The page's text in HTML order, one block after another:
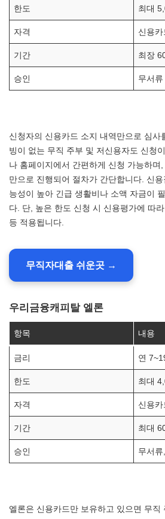
한도 최대
자격 신용
기간 최장
승인 무서
신청자의 신용카드 소지 내역만으로 심사
빙이 없는 무직 주부 및 저신용자도 신청
나 홈페이지에서 간편하게 신청 가능하며
만으로 진행되어 절차가 간단합니다. 신
능성이 높아 긴급 생활비나 소액 자금이
다. 단, 높은 한도 신청 시 신용평가에 따
등 적용됩니다.
무직자대출 쉬운곳 →
우리금융캐피탈 엘론
항목 내용
금리 연
한도 최대
자격 신용
기간 최대
승인 무서
엘론은 신용카드만 보유하고 있으면 무직